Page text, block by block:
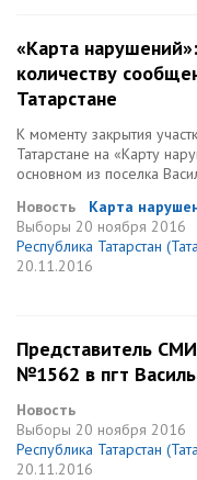
«Карта
количеству
Татарстане
К моменту закрытия
Татарстане на «Карту
основном из поселка
Новость
Карта
Выборы 20 ноября 2016
Республика Татарстан
20.11.2016
Представитель
№1562 в пгт
Новость
Выборы 20 ноября 2016
Республика Татарстан
20.11.2016